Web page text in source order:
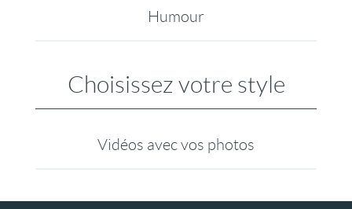
Humour
Choisissez votre style
Vidéos avec vos photos